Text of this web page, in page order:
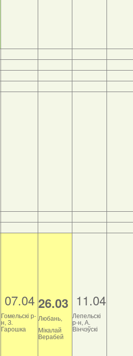
07.04
Гомельскі р-
н, З.
Гарошка
26.03
Любань,
Мікалай
Верабей
11.04
Лепельскі
р-н, А.
Вінчэўскі